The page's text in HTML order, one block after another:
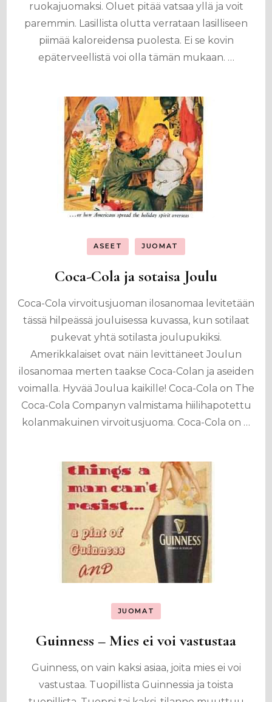
ruokajuomaksi. Oluet pitää vatsaa yllä ja voit
paremmin. Lasillista olutta verrataan lasilliseen
piimää kaloreidensa puolesta. Ei se kovin
epäterveellistä voi olla tämän mukaan. …
ASEET JUOMAT
Coca-Cola ja sotaisa Joulu
Coca-Cola virvoitusjuoman ilosanomaa levitetään
tässä hilpeässä jouluisessa kuvassa, kun sotilaat
pukevat yhtä sotilasta joulupukiksi.
Amerikkalaiset ovat näin levittäneet Joulun
ilosanomaa merten taakse Coca-Colan ja aseiden
voimalla. Hyvää Joulua kaikille! Coca-Cola on The
Coca-Cola Companyn valmistama hiilihapotettu
kolanmakuinen virvoitusjuoma. Coca-Cola on …
JUOMAT
Guinness – Mies ei voi vastustaa
Guinness, on vain kaksi asiaa, joita mies ei voi
vastustaa. Tuopillista Guinnessia ja toista